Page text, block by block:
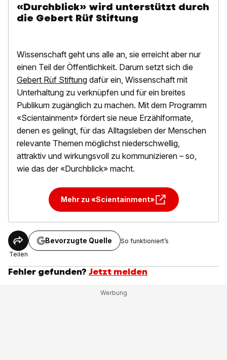
«Durchblick» wird unterstützt durch
die Gebert Rüf Stiftung
Wissenschaft geht uns alle an, sie erreicht aber nur
einen Teil der Öffentlichkeit. Darum setzt sich die
Gebert Rüf Stiftung dafür ein, Wissenschaft mit
Unterhaltung zu verknüpfen und für ein breites
Publikum zugänglich zu machen. Mit dem Programm
«Scientainment» fördert sie neue Erzählformate,
denen es gelingt, für das Alltagsleben der Menschen
relevante Themen möglichst niederschwellig,
attraktiv und wirkungsvoll zu kommunizieren – so,
wie das der «Durchblick» macht.
Mehr zu «Scientainment»
Teilen
Bevorzugte Quelle So funktioniert’s
Fehler gefunden? Jetzt melden